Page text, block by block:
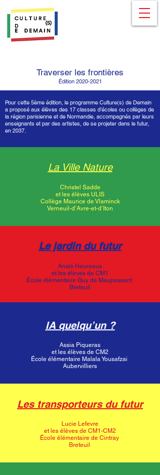
Traverser les frontières
Édition 2020-2021
Pour cette 5ème édition, le programme Culture(s) de Demain
a proposé aux élèves des 17 classes d’écoles ou collèges de
la région parisienne et de Normandie, accompagnés par leurs
enseignants et par des artistes, de se projeter dans le futur,
en 2037.
La Ville Nature
Christel Sadde
et les élèves ULIS
Collège Maurice de Vlaminck
Verneuil-d’Avre-et-d’Iton
Les transporteurs du futur
Lucie Lefevre
et les élèves de CM1-CM2
École élémentaire de Cintray
Breteuil
Le jardin du futur
Anaïs Heureaux
et les élèves de CM1
École élémentaire Guy de Maupassant
Breteuil
IA quelqu’un ?
Assia Piqueras
et les élèves de CM2
École élémentaire Malala Yousafzai
Aubervilliers